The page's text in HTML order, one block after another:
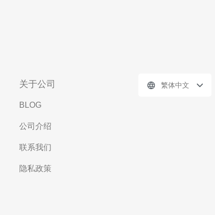
关于公司
BLOG
公司介绍
联系我们
隐私政策
繁体中文